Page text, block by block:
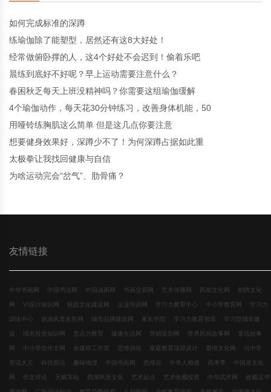
如何完成标准的深蹲
练瑜伽除了能塑型，居然还有这8大好处！
经常做俯卧撑的人，这4个好处不会迟到！偷着乐吧
晨练到底好不好呢？早上运动需要注意什么？
春困秋乏每天上班没精神吗？你需要这组瑜伽缓解
4个瑜伽动作，每天花30分钟练习，改善身体机能，50
用哑铃练胸肌这么简单 但是这几点你要注意
想要健身效果好，深蹲少不了！为何深蹲占据如此重
太极拳让我找回健康与自信
为啥运动完会“岔气”、肋骨痛？
友情链接
中华书画网 中国书法网 中国油画网 书画交易网 艺术传播网 民俗文化网 刺绣文化
网 VI设计知识网 校园文化建设网 企业培训网 学习力教育中心 中小学教育网 学习力
训练中心 旅游风景名胜网 城市品牌建设网 家长学院 学习力教育智库 学习型城市建
设 域名投资知识网 意志力教育 健康生活网 营销策划网 世界民间故事网 童话故事
网 中小学生作文网 余建祥工作室 思维训练 家庭教育顶层设计 爱情文化网 玩中学
笑话大王 科技前沿 趣味地理 中国书画网 思维谷 中华人物谱 高考季 中国茶文化
网 作文评论 天赋车站 西湖风景文化 艺术起点 艺术收藏投资 中华武术网 收藏证书